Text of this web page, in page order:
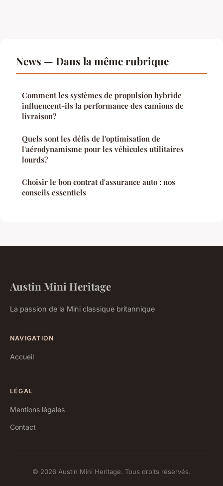
News — Dans la même rubrique
Comment les systèmes de propulsion hybride
influencent-ils la performance des camions de
livraison?
Quels sont les défis de l'optimisation de
l'aérodynamisme pour les véhicules utilitaires
lourds?
Choisir le bon contrat d'assurance auto : nos
conseils essentiels
Austin Mini Heritage
La passion de la Mini classique britannique
NAVIGATION
Accueil
LÉGAL
Mentions légales
Contact
© 2026 Austin Mini Heritage. Tous droits réservés.